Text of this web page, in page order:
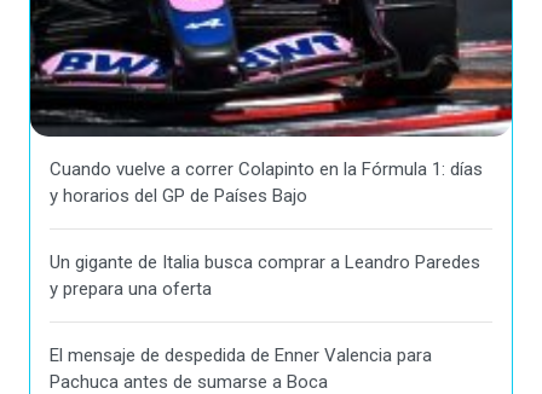
Cuando vuelve a correr Colapinto en la Fórmula 1: días
y horarios del GP de Países Bajo
Un gigante de Italia busca comprar a Leandro Paredes
y prepara una oferta
El mensaje de despedida de Enner Valencia para
Pachuca antes de sumarse a Boca